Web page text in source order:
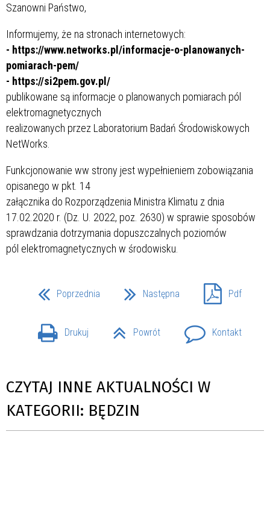
Szanowni Państwo,
Informujemy, że na stronach internetowych:
- https://www.networks.pl/informacje-o-planowanych-
pomiarach-pem/
- https://si2pem.gov.pl/
publikowane są informacje o planowanych pomiarach pól
elektromagnetycznych
realizowanych przez Laboratorium Badań Środowiskowych
NetWorks.
Funkcjonowanie ww strony jest wypełnieniem zobowiązania
opisanego w pkt. 14
załącznika do Rozporządzenia Ministra Klimatu z dnia
17.02.2020 r. (Dz. U. 2022, poz. 2630) w sprawie sposobów
sprawdzania dotrzymania dopuszczalnych poziomów
pól elektromagnetycznych w środowisku.
Poprzednia Następna Pdf
Drukuj Powrót Kontakt
CZYTAJ INNE AKTUALNOŚCI W
KATEGORII: BĘDZIN